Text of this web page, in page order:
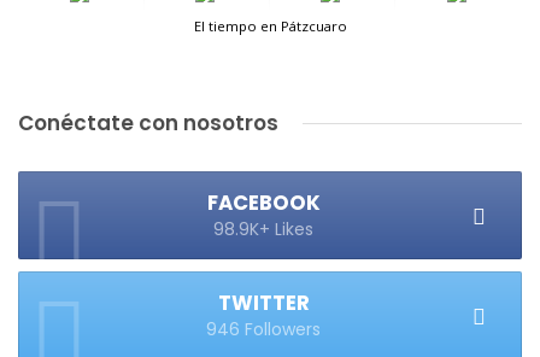
El tiempo en Pátzcuaro
Conéctate con nosotros
FACEBOOK
98.9K+ Likes
TWITTER
946 Followers